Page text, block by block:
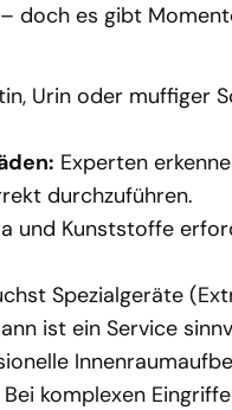
doch es gibt
Urin oder muffiger
Experten
durchzuführen.
und Kunststoffe
Spezialgeräte
ist ein Service
Bei komplexen